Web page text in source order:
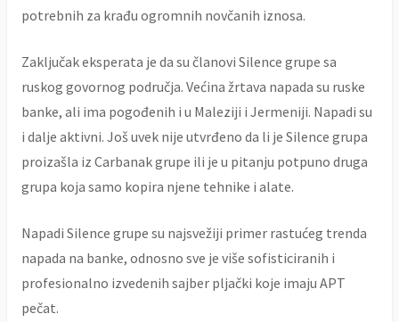
potrebnih za krađu ogromnih novčanih iznosa.
Zaključak eksperata je da su članovi Silence grupe sa
ruskog govornog područja. Većina žrtava napada su ruske
banke, ali ima pogođenih i u Maleziji i Jermeniji. Napadi su
i dalje aktivni. Još uvek nije utvrđeno da li je Silence grupa
proizašla iz Carbanak grupe ili je u pitanju potpuno druga
grupa koja samo kopira njene tehnike i alate.
Napadi Silence grupe su najsvežiji primer rastućeg trenda
napada na banke, odnosno sve je više sofisticiranih i
profesionalno izvedenih sajber pljački koje imaju APT
pečat.